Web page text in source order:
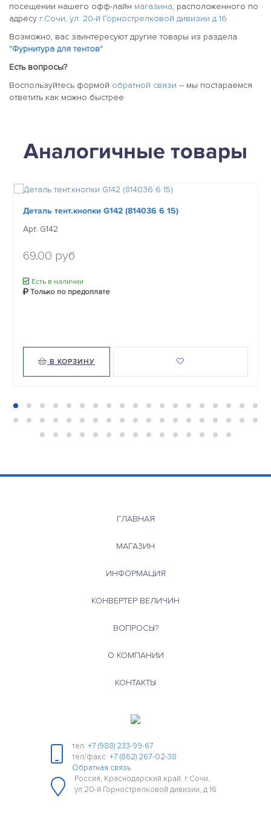
посещении нашего офф-лайн магазина, расположенного по
адресу г.Сочи, ул. 20-й Горнострелковой дивизии д 16
Возможно, вас заинтересуют другие товары из раздела
"Фурнитура для тентов"
Есть вопросы?
Воспользуйтесь формой обратной связи -- мы постараемся
ответить как можно быстрее
Аналогичные товары
Деталь тент.кнопки G142 (814036 6 15)
Арт. G142
69.00 руб
Есть в наличии
Только по предоплате
В КОРЗИНУ
ГЛАВНАЯ
МАГАЗИН
ИНФОРМАЦИЯ
КОНВЕРТЕР ВЕЛИЧИН
ВОПРОСЫ?
О КОМПАНИИ
КОНТАКТЫ
тел: +7 (988) 233-99-67
тел/факс: +7 (862) 267-02-38
Обратная связь
Россия, Краснодарский край, г.Сочи,
ул.20-й Горнострелковой дивизии, д 16